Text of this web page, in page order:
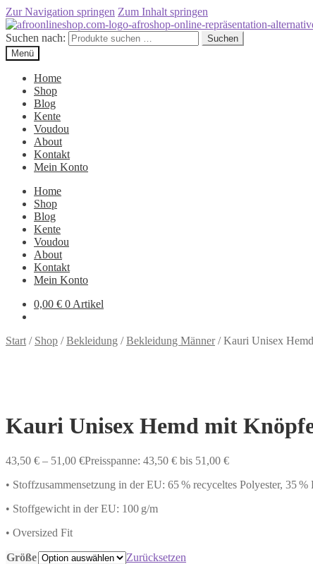
Zur Navigation springen Zum Inhalt springen
Suchen nach:
Suchen
Menü
Home
Shop
Blog
Kente
Voudou
About
Kontakt
Mein Konto
Home
Shop
Blog
Kente
Voudou
About
Kontakt
Mein Konto
0,00 € 0 Artikel
Start / Shop /Bekleidung /Bekleidung Männer/Kauri Unisex
Kauri Unisex Hemd mit
43,50 € – 51,00 €Preisspanne: 43,50 € bis 51,00 €
• Stoffzusammensetzung in der EU: 65 % recyceltes Polyester, 35 %
• Stoffgewicht in der EU: 100 g/m
• Oversized Fit
Größe
Zurücksetzen